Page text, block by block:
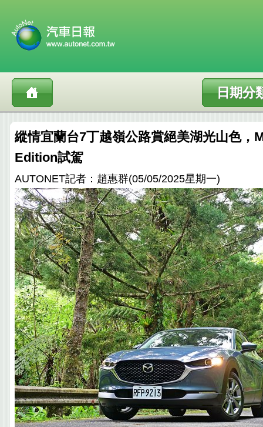
日期分
縱情宜蘭台7丁越嶺公路賞絕美湖光山色，
Edition試駕
AUTONET記者：趙惠群(05/05/2025星期一)